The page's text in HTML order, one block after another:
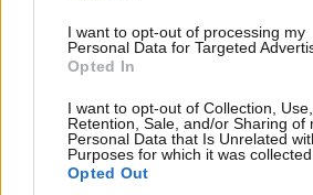
I want to opt-out of processing my
Personal Data for Targeted
Opted In
I want to opt-out of Collection, Use,
Retention, Sale, and/or Sharing of
Personal Data that Is Unrelated
Purposes for which it was collected.
Opted Out